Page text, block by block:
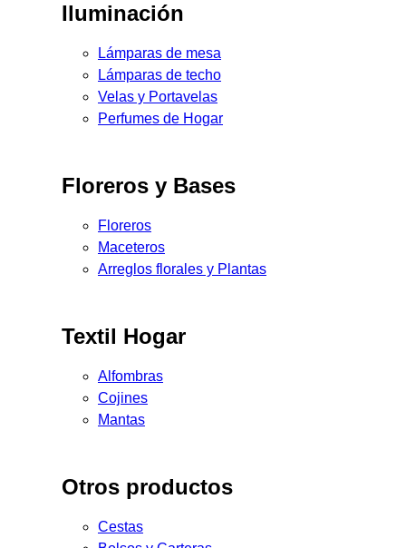
Iluminación
Lámparas de mesa
Lámparas de techo
Velas y Portavelas
Perfumes de Hogar
Floreros y Bases
Floreros
Maceteros
Arreglos florales y Plantas
Textil Hogar
Alfombras
Cojines
Mantas
Otros productos
Cestas